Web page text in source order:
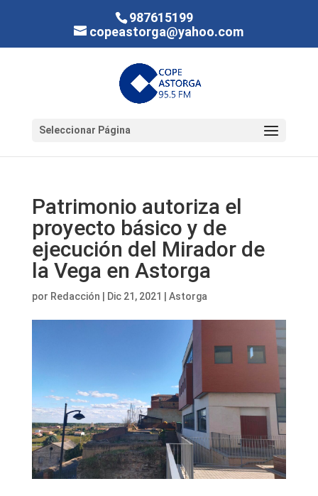
987615199
copeastorga@yahoo.com
Seleccionar Página
Patrimonio autoriza el
proyecto básico y de
ejecución del Mirador de
la Vega en Astorga
por Redacción Dic 21, 2021 Astorga